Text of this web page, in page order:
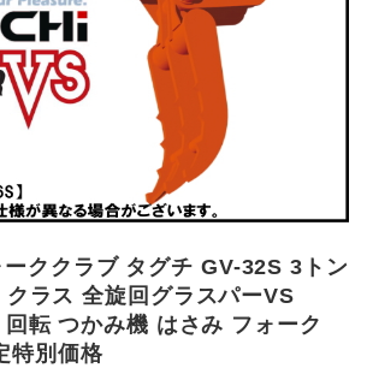
ククラブ タグチ GV-32S 3トン
ラス 全旋回グラスパーVS
転 つかみ機 はさみ フォーク
特別価格